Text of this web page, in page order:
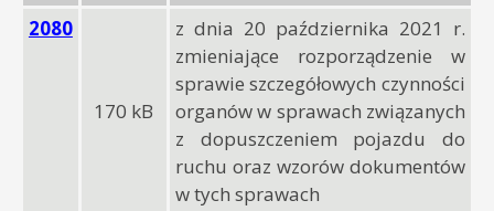
2080
170 kB
z dnia 20 października 2021 r.
zmieniające rozporządzenie w
sprawie szczegółowych czynności
organów w sprawach związanych
z dopuszczeniem pojazdu do
ruchu oraz wzorów dokumentów
w tych sprawach